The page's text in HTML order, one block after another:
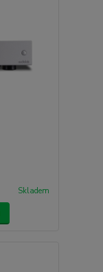
Skladem